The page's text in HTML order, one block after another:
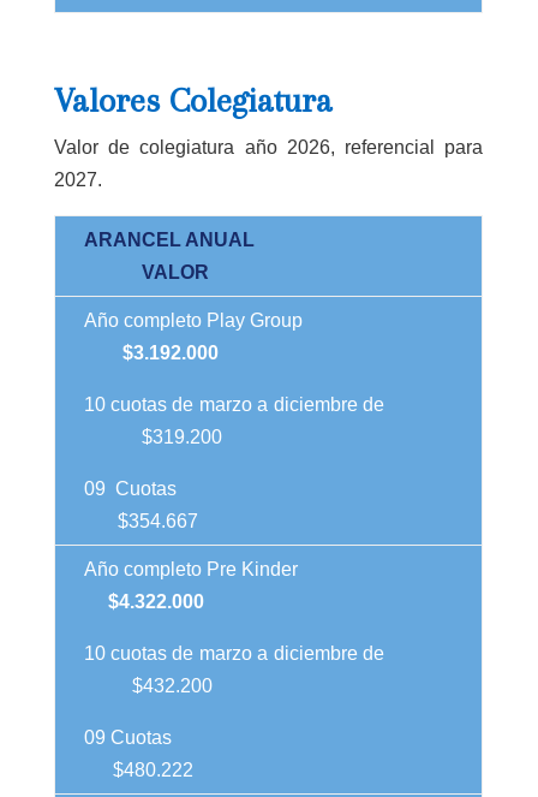
Valores Colegiatura
Valor de colegiatura año 2026, referencial para
2027.
ARANCEL ANUAL
VALOR
Año completo Play Group
$3.192.000
10 cuotas de marzo a diciembrede
$319.200
09 Cuotas
$354.667
Año completo Pre Kinder
$4.322.000
10 cuotas de marzo a diciembrede
$432.200
09 Cuotas
$480.222